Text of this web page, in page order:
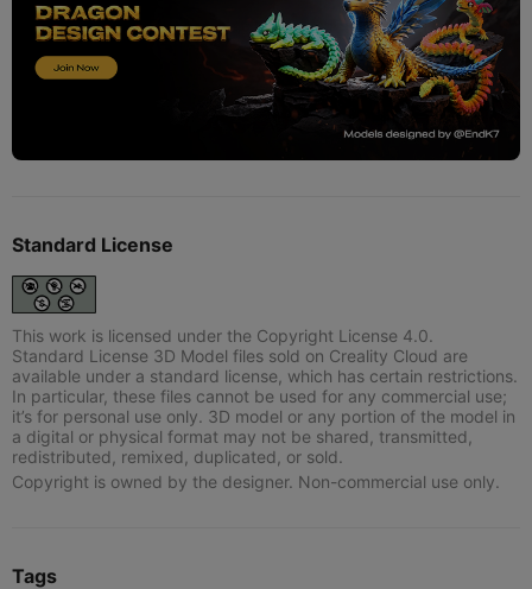
Standard License
This work is licensed under the Copyright License 4.0.
Standard License 3D Model files sold on Creality Cloud are
available under a standard license, which has certain restrictions.
In particular, these files cannot be used for any commercial use;
it’s for personal use only. 3D model or any portion of the model in
a digital or physical format may not be shared, transmitted,
redistributed, remixed, duplicated, or sold.
Copyright is owned by the designer. Non-commercial use only.
Tags